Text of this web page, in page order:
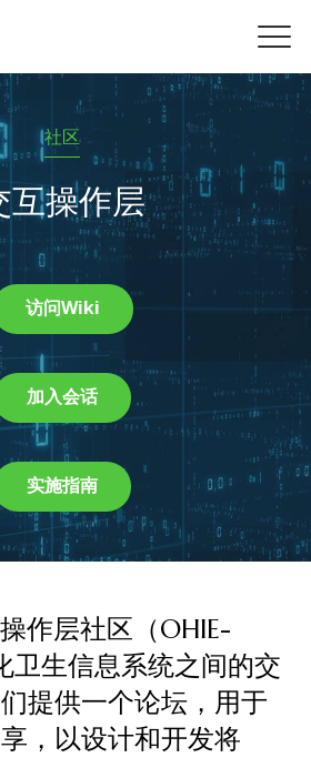
社区
互操作层
访问Wiki
加入会话
实施指南
作层社区（OHIE-
卫生信息系统之间的交
提供一个论坛，用于
，以设计和开发将